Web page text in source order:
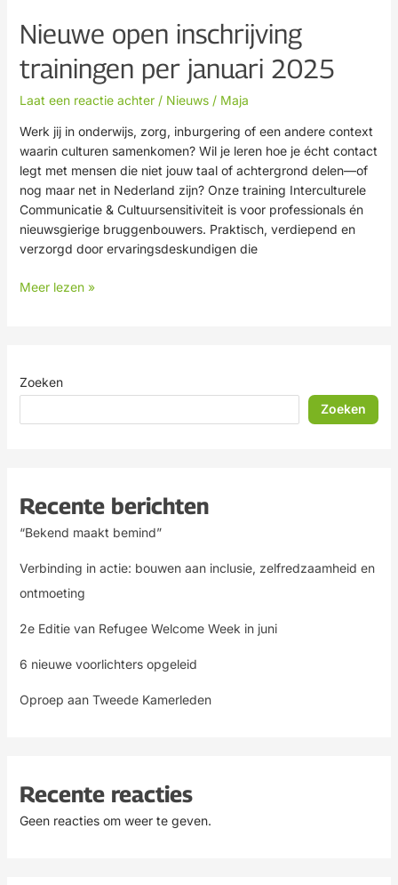
Nieuwe open inschrijving
trainingen per januari 2025
Laat een reactie achter / Nieuws/ Maja
Werk jij in onderwijs, zorg, inburgering of een andere context
waarin culturen samenkomen? Wil je leren hoe je écht contact
legt met mensen die niet jouw taal of achtergrond delen—of
nog maar net in Nederland zijn? Onze training Interculturele
Communicatie & Cultuursensitiviteit is voor professionals én
nieuwsgierige bruggenbouwers. Praktisch, verdiepend en
verzorgd door ervaringsdeskundigen die
Meer lezen »
Zoeken
Zoeken
Recente berichten
“Bekend maakt bemind”
Verbinding in actie: bouwen aan inclusie, zelfredzaamheid en
ontmoeting
2e Editie van Refugee Welcome Week in juni
6 nieuwe voorlichters opgeleid
Oproep aan Tweede Kamerleden
Recente reacties
Geen reacties om weer te geven.